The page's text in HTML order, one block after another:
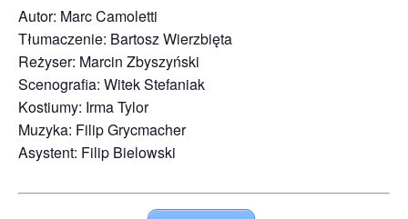
Autor: Marc Camoletti
Tłumaczenie: Bartosz Wierzbięta
Reżyser: Marcin Zbyszyński
Scenografia: Witek Stefaniak
Kostiumy: Irma Tylor
Muzyka: Filip Grycmacher
Asystent: Filip Bielowski